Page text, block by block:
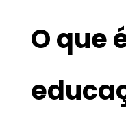
O que